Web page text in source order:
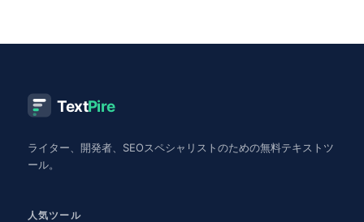
TextPire
ライター、開発者、SEOスペシャリストのための無料テキストツ
ール。
人気ツール